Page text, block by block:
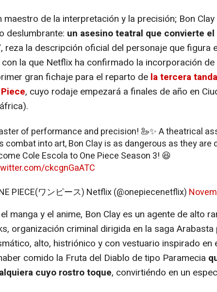
maestro de la interpretación y la precisión; Bon
deslumbrante: un asesino teatral que convierte
reza la descripción oficial del personaje que figura
con la que Netflix ha confirmado la incorporación de
gran fichaje para el reparto de la tercera
, cuyo rodaje empezará a finales de año en
of performance and precision! 🦢✨ A theatrical
combat into art, Bon Clay is as dangerous as they are
Cole Escola to One Piece Season 3! 😆
ckcgnGaATC
PIECE(ワンピース) Netflix (@onepiecenetflix)
manga y el anime, Bon Clay es un agente de alto
organización criminal dirigida en la saga Arabasta
alto, histriónico y con vestuario inspirado en
comido la Fruta del Diablo de tipo Paramecia
cuyo rostro toque, convirtiéndo en un